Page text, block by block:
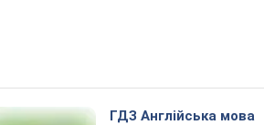
ГДЗ Англійська мова